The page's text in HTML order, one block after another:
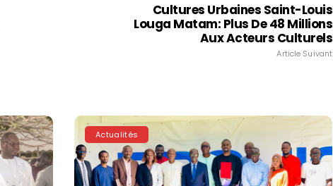
Cultures Urbaines Saint-Louis
Louga Matam: Plus De 48 Millions
Aux Acteurs Culturels
Article Suivant
Actualités